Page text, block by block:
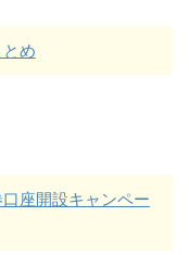
め
口座開設キャンペー